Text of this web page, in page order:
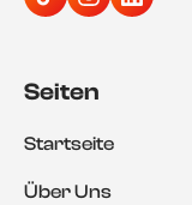
Seiten
Startseite
Über Uns